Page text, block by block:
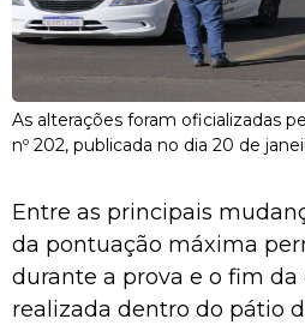
As alterações foram oficializadas
nº 202, publicada no dia 20 de
Entre as principais
da pontuação máxima
durante a prova e o fim da
realizada dentro do pátio